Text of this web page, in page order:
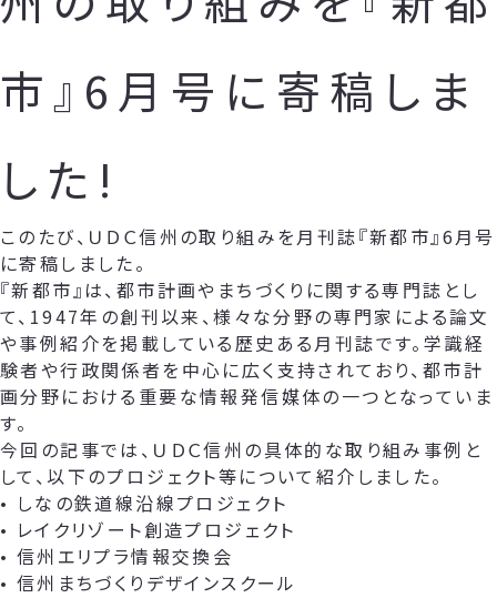
市』6月号に寄稿しま
した!
このたび、ＵＤＣ信州の取り組みを月刊誌『新都市』6月号
に寄稿しました。
『新都市』は、都市計画やまちづくりに関する専門誌とし
て、1947年の創刊以来、様々な分野の専門家による論文
や事例紹介を掲載している歴史ある月刊誌です。学識経
験者や行政関係者を中心に広く支持されており、都市計
画分野における重要な情報発信媒体の一つとなっていま
す。
今回の記事では、ＵＤＣ信州の具体的な取り組み事例と
して、以下のプロジェクト等について紹介しました。
• しなの鉄道線沿線プロジェクト
• レイクリゾート創造プロジェクト
• 信州エリプラ情報交換会
• 信州まちづくりデザインスクール